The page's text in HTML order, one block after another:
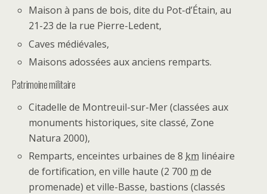
Maison à pans de bois, dite du Pot-d’Étain, au
21-23 de la rue Pierre-Ledent,
Caves médiévales,
Maisons adossées aux anciens remparts.
Patrimoine militaire
Citadelle de Montreuil-sur-Mer (classées aux
monuments historiques, site classé, Zone
Natura 2000),
Remparts, enceintes urbaines de 8 km linéaire
de fortification, en ville haute (2 700 m de
promenade) et ville-Basse, bastions (classés